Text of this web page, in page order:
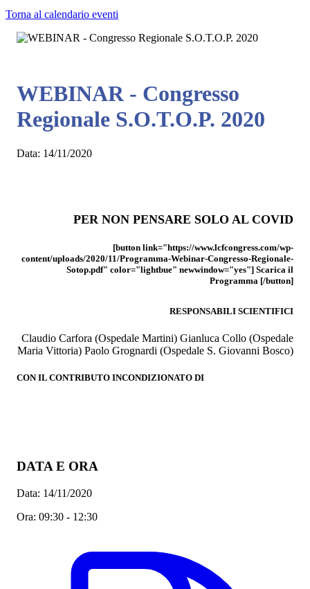
Torna al calendario eventi
WEBINAR - Congresso
Regionale S.O.T.O.P. 2020
Data: 14/11/2020
PER NON PENSARE SOLO AL COVID
[button link="https://www.lcfcongress.com/wp-
content/uploads/2020/11/Programma-Webinar-Congresso-Regionale-
Sotop.pdf" color="lightbue" newwindow="yes"] Scarica il
Programma [/button]
RESPONSABILI SCIENTIFICI
Claudio Carfora (Ospedale Martini) Gianluca Collo (Ospedale
Maria Vittoria) Paolo Grognardi (Ospedale S. Giovanni Bosco)
CON IL CONTRIBUTO INCONDIZIONATO DI
DATA E ORA
Data: 14/11/2020
Ora: 09:30 - 12:30